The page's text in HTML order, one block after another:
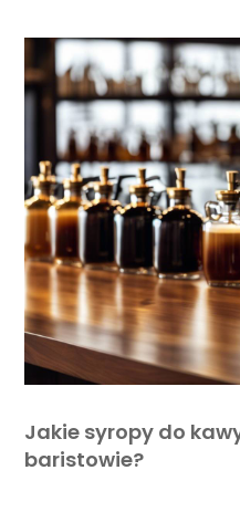
Jakie syropy do
baristowie?